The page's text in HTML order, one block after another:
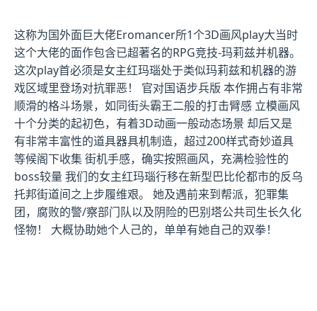
这称为国外面巨大佬Eromancer所1个3D画风play大当时
这个大佬的面作包含已超著名的RPG竞技-玛莉兹并机器。
这次play首必须是女主红玛瑙处于类似玛莉兹和机器的游
戏区域里登场对抗罪恶！ 官对国语步兵版 本作拥占有非常
顺滑的格斗场景，如同街头霸王二般的打击臂感 立模画风
十个分类的起初色，有着3D动画一般动态场景 却后又是
有非常丰富性的道具器具机制造，超过200样式奇妙道具
等候阁下收集 街机手感，确实按照画风，充满检验性的
boss较量 我们的女主红玛瑙行移在新型巴比伦都市的反乌
托邦街道间之上步履维艰。 她及遇前来到帮派，犯罪集
团，腐败的警/察部门队以及阴险的巴别塔公共司生长久化
怪物！ 大概协助她个人己的，单单有她自己的双拳！